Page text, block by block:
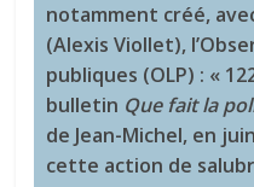
notamment créé,
(Alexis Viollet),
publiques (OLP) : «
bulletin Que fait la
de Jean-Michel, en
cette action de